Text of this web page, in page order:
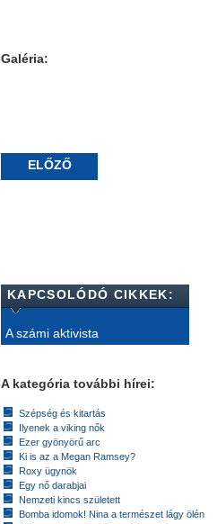
Galéria:
ELŐZŐ
KAPCSOLÓDÓ CIKKEK:
A számi aktivista
A kategória további hírei:
Szépség és kitartás
Ilyenek a viking nők
Ezer gyönyörű arc
Ki is az a Megan Ramsey?
Roxy ügynök
Egy nő darabjai
Nemzeti kincs született
Bomba idomok! Nina a természet lágy ölén